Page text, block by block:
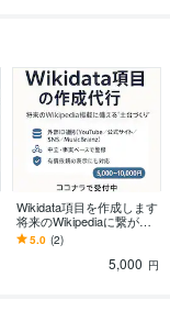
Wikidata項目を作成します
将来のWikipediaに繋がる
土台作り
5.0 (2)
5,000 円